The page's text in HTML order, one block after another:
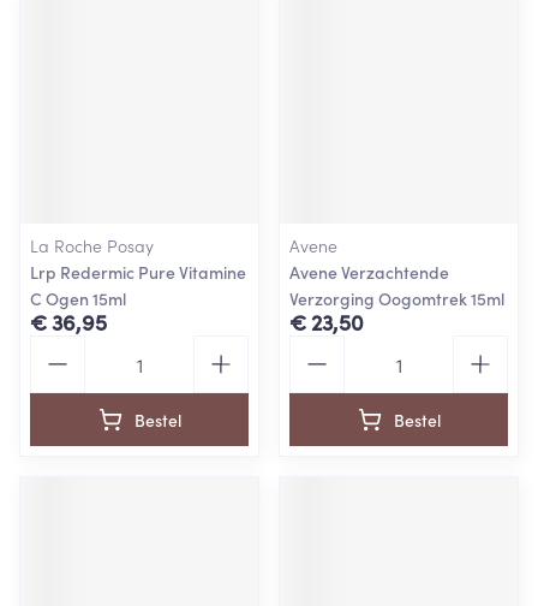
La Roche Posay
Lrp Redermic Pure Vitamine
C Ogen 15ml
€ 36,95
Bestel
Avene
Avene Verzachtende
Verzorging Oogomtrek 15ml
€ 23,50
Bestel